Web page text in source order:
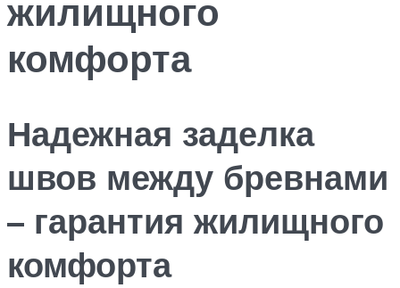
жилищного
комфорта
Надежная заделка
швов между бревнами
– гарантия жилищного
комфорта